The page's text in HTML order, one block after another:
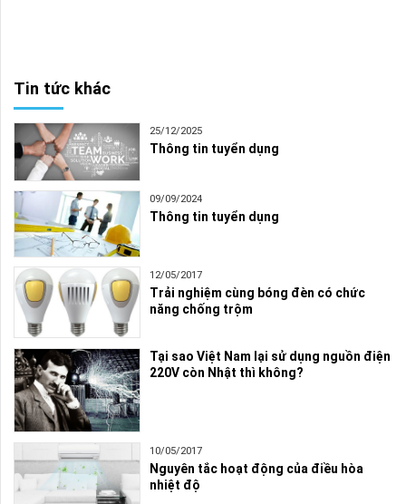
Tin tức khác
25/12/2025
Thông tin tuyển dụng
09/09/2024
Thông tin tuyển dụng
12/05/2017
Trải nghiệm cùng bóng đèn có chức
năng chống trộm
Tại sao Việt Nam lại sử dụng nguồn điện
220V còn Nhật thì không?
10/05/2017
Nguyên tắc hoạt động của điều hòa
nhiệt độ